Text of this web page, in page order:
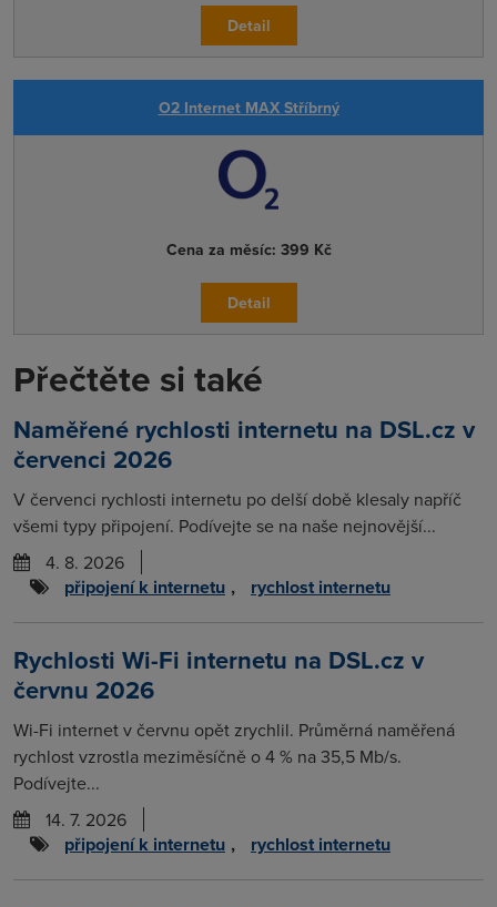
Detail
O2 Internet MAX Stříbrný
Cena za měsíc: 399 Kč
Detail
Přečtěte si také
Naměřené rychlosti internetu na DSL.cz v
červenci 2026
V červenci rychlosti internetu po delší době klesaly napříč
všemi typy připojení. Podívejte se na naše nejnovější...
4. 8. 2026
připojení k internetu , rychlost internetu
Rychlosti Wi-Fi internetu na DSL.cz v
červnu 2026
Wi-Fi internet v červnu opět zrychlil. Průměrná naměřená
rychlost vzrostla meziměsíčně o 4 % na 35,5 Mb/s.
Podívejte...
14. 7. 2026
připojení k internetu , rychlost internetu